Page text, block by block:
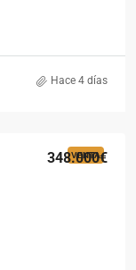
Hace 4 días
VENTA
348.000€